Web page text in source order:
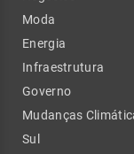
Moda
Energia
Infraestrutura
Governo
Mudanças
Sul